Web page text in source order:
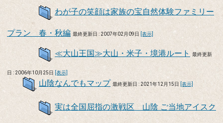
わが子の笑顔は家族の宝自然体験ファミリー
プラン 春・秋編 最終更新日 : 2007年02月09日 [表示]
≪大山王国≫大山・米子・境港ルート 最終更新
日 : 2006年10月25日 [表示]
山陰なんでもマップ 最終更新日 : 2021年12月15日 [表示]
実は全国屈指の激戦区 山陰 ご当地アイスク